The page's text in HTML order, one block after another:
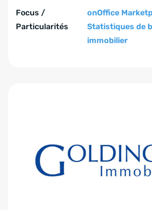
Focus /
Particularités
onOffice
Statistiques de
immobilier